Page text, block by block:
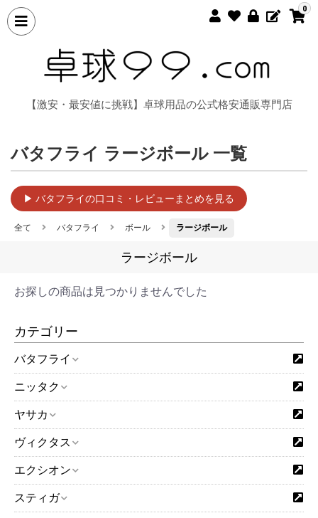
0
【激安・最安値に挑戦】卓球用品の公式格安通販専門店
カテゴリー
バタフライ
ニッタク
ヤサカ
ヴィクタス
エクシオン
スティガ
バタフライ ラージボール 一覧
▶ バタフライの口コミ・レビューまとめを見る
全て バタフライ ボール ラージボール
ラージボール
お探しの商品は見つかりませんでした